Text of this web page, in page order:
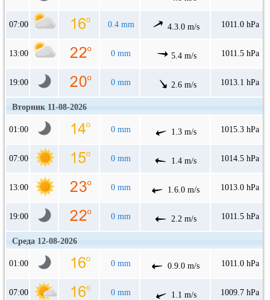
07:00 0.4 mm 4.3.0 m/s 1011.0 hPa
13:00 0 mm 5.4 m/s 1011.5 hPa
19:00 0 mm 2.6 m/s 1013.1 hPa
Вторник 11-08-2026
01:00 0 mm 1.3 m/s 1015.3 hPa
07:00 0 mm 1.4 m/s 1014.5 hPa
13:00 0 mm 1.6.0 m/s 1013.0 hPa
19:00 0 mm 2.2 m/s 1011.5 hPa
Среда 12-08-2026
01:00 0 mm 0.9.0 m/s 1011.0 hPa
07:00 0 mm 1.1 m/s 1009.7 hPa